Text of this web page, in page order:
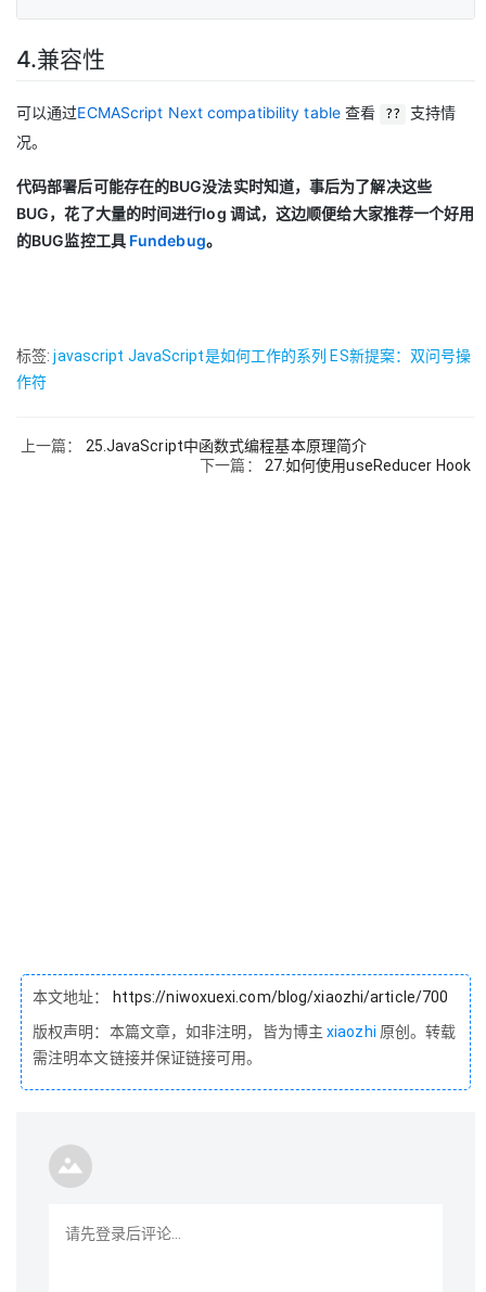
4.兼容性
可以通过ECMAScript Next compatibility table查看 ??
支持情
况。
代码部署后可能存在的BUG没法实时知道，事后为了解决这些
BUG，花了大量的时间进行log 调试，这边顺便给大家推荐一个好用
的BUG监控工具 Fundebug。
标签:javascript JavaScript是如何工作的系列 ES新提案：双问号操
作符
上一篇： 25.JavaScript中函数式编程基本原理简介
下一篇： 27.如何使用useReducer Hook
本文地址： https://niwoxuexi.com/blog/xiaozhi/article/700
版权声明：本篇文章，如非注明，皆为博主xiaozhi 原创。转载
需注明本文链接并保证链接可用。